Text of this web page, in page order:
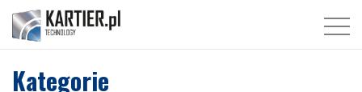
Kategorie